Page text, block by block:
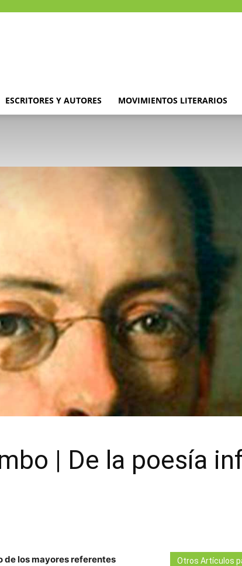
ESCRITORES Y AUTORES MOVIMIENTOS LITERARIOS
| De la poesía
de los mayores referentes
Otros Artículos